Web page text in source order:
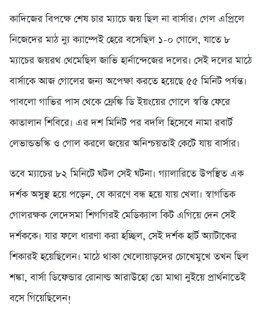
কাদিজের বিপক্ষে শেষ চার ম্যাচে জয় ছিল না বার্সার। গেল এপ্রিলে
নিজেদের মাঠ ন্যু ক্যাম্পেই হেরে বসেছিল ১-০ গোলে, যাতে ৮
ম্যাচের জয়রথ থেমেছিল জাভি হার্নান্দেজের দলের। সেই দলের মাঠে
বার্সাকে আজ গোলের জন্য অপেক্ষা করতে হয়েছে ৫৫ মিনিট পর্যন্ত।
পাবলো গাভির পাস থেকে ফ্রেঙ্কি ডি ইয়ংয়ের গোলে স্বস্তি ফেরে
কাতালান শিবিরে। এর দশ মিনিট পর বদলি হিসেবে নামা রবার্ট
লেভান্ডভস্কি ও গোল করলে জয়ের অনিশ্চয়তাই কেটে যায় বার্সার।
তবে ম্যাচের ৮২ মিনিটে ঘটল সেই ঘটনা। গ্যালারিতে উপস্থিত এক
দর্শক অসুস্থ হয়ে পড়েন, যে কারণে বন্ধ হয়ে যায় খেলা। স্বাগতিক
গোলরক্ষক লেদেসমা শিগগিরই মেডিক্যাল কিট এগিয়ে দেন সেই
দর্শককে। যার ফলে ধারণা করা হচ্ছিল, সেই দর্শক হার্ট অ্যাটাকের
শিকারই হয়েছিলেন। মাঠে থাকা খেলোয়াড়দের চোখেমুখে তখন ছিল
শঙ্কা, বার্সা ডিফেন্ডার রোনাল্ড আরাউহো তো মাথা নুইয়ে প্রার্থনাতেই
বসে গিয়েছিলেন!